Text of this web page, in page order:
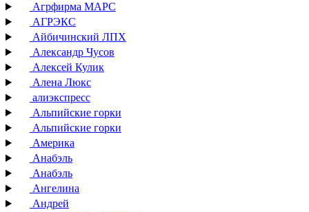
Агрфирма МАРС
АГРЭКС
Айбичинский ЛПХ
Александр Чусов
Алексей Кулик
Алена Люкс
алиэкспресс
Альпийские горки
Альпийские горки
Америка
Анабэль
Анабэль
Ангелина
Андрей